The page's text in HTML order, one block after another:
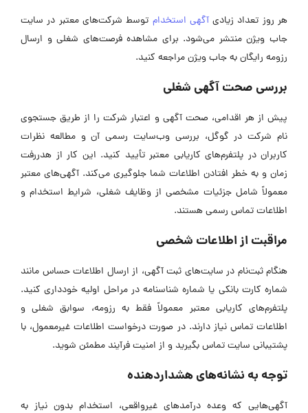
هر روز تعداد زیادیآگهی استخدام توسط شرکت‌های معتبر در سایت
جاب ویژن منتشر می‌شود. برای مشاهده فرصت‌های شغلی و ارسال
رزومه رایگان به جاب ویژن مراجعه کنید.
بررسی صحت آگهی شغلی
پیش از هر اقدامی، صحت آگهی و اعتبار شرکت را از طریق جستجوی
نام شرکت در گوگل، بررسی وب‌سایت رسمی آن و مطالعه نظرات
کاربران در پلتفرم‌های کاریابی معتبر تأیید کنید. این کار از هدررفت
زمان و به خطر افتادن اطلاعات شما جلوگیری می‌کند. آگهی‌های معتبر
معمولاً شامل جزئیات مشخصی از وظایف شغلی، شرایط استخدام و
اطلاعات تماس رسمی هستند.
مراقبت از اطلاعات شخصی
هنگام ثبت‌نام در سایت‌های ثبت آگهی، از ارسال اطلاعات حساس مانند
شماره کارت بانکی یا شماره شناسنامه در مراحل اولیه خودداری کنید.
پلتفرم‌های کاریابی معتبر معمولاً فقط به رزومه، سوابق شغلی و
اطلاعات تماس نیاز دارند. در صورت درخواست اطلاعات غیرمعمول، با
پشتیبانی سایت تماس بگیرید و از امنیت فرآیند مطمئن شوید.
توجه به نشانه‌های هشداردهنده
آگهی‌هایی که وعده درآمد‌های غیرواقعی، استخدام بدون نیاز به